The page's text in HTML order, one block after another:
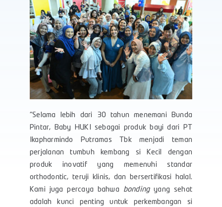
“Selama lebih dari 30 tahun menemani Bunda
Pintar, Baby HUKI sebagai produk bayi dari PT
Ikapharmindo Putramas Tbk menjadi teman
perjalanan tumbuh kembang si Kecil dengan
produk inovatif yang memenuhi standar
orthodontic, teruji klinis, dan bersertifikasi halal.
Kami juga percaya bahwa bondingyang sehat
adalah kunci penting untuk perkembangan si